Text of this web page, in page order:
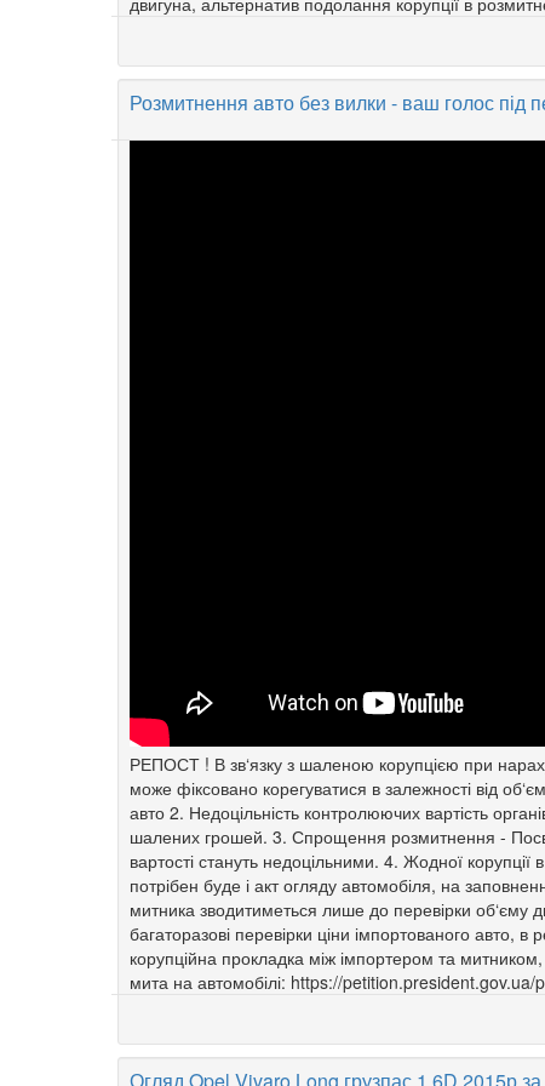
Розмитнення авто без вилки - ваш голос під
РЕПОСТ ! В зв‘язку з шаленою корупцією при
може фіксовано корегуватися в залежності від
авто 2. Недоцільність контролюючих вартість
шалених грошей. 3. Спрощення розмитнення -
вартості стануть недоцільними. 4. Жодної
потрібен буде і акт огляду автомобіля, на
митника зводитиметься лише до перевірки об‘єму
багаторазові перевірки ціни імпортованого авто,
корупційна прокладка між імпортером та
мита на автомобілі: https://petition.president.gov.ua/
Огляд Opel Vivaro Long грузпас.1,6D